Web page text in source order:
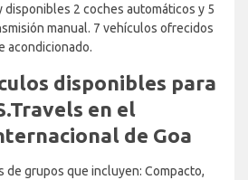
disponibles 2 coches automáticos y 5
manual. 7 vehículos ofrecidos
acondicionado.
disponibles para
en el
de Goa
de grupos que incluyen: Compacto,